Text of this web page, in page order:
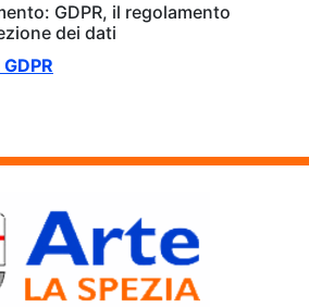
GDPR, il regolamento
dei dati